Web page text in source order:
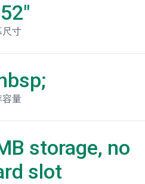
尺寸
容量
storage, no
slot